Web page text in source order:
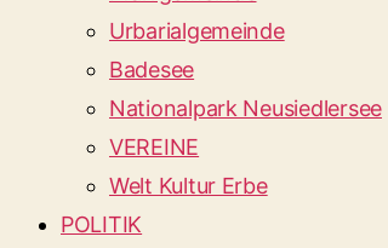
Urbarialgemeinde
Badesee
Nationalpark Neusiedlersee
VEREINE
Welt Kultur Erbe
POLITIK